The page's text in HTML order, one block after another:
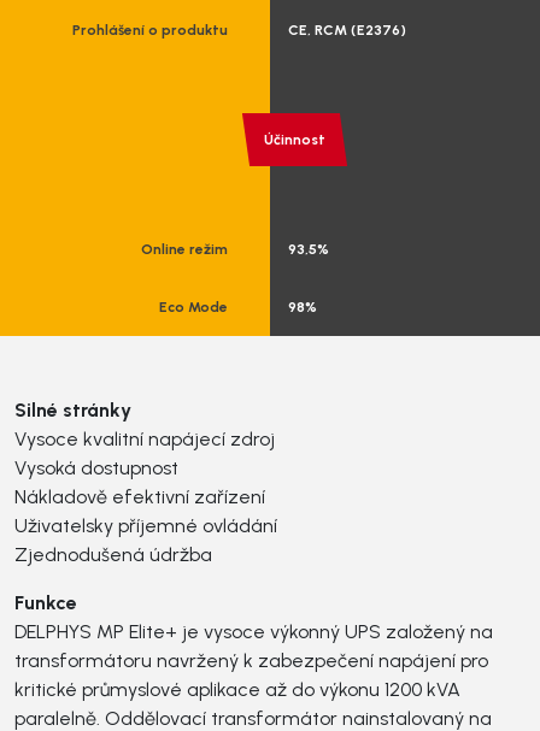
Prohlášení o produktu CE, RCM (E2376)
Účinnost
Online režim 93,5%
Eco Mode 98%
Silné stránky
Vysoce kvalitní napájecí zdroj
Vysoká dostupnost
Nákladově efektivní zařízení
Uživatelsky příjemné ovládání
Zjednodušená údržba
Funkce
DELPHYS MP Elite+ je vysoce výkonný UPS založený na
transformátoru navržený k zabezpečení napájení pro
kritické průmyslové aplikace až do výkonu 1200 kVA
paralelně. Oddělovací transformátor nainstalovaný na